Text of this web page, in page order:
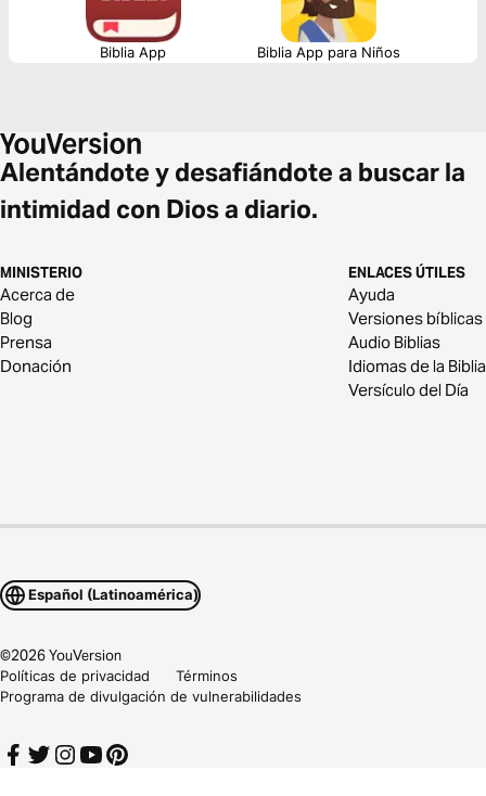
Biblia App Biblia App para Niños
Alentándote y desafiándote a buscar la
intimidad con Dios a diario.
MINISTERIO
Acerca de
Blog
Prensa
Donación
ENLACES ÚTILES
Ayuda
Versiones bíblicas
Audio Biblias
Idiomas de la Biblia
Versículo del Día
Español (Latinoamérica)
©2026YouVersion
Políticas de privacidad
Términos
Programa de divulgación de vulnerabilidades